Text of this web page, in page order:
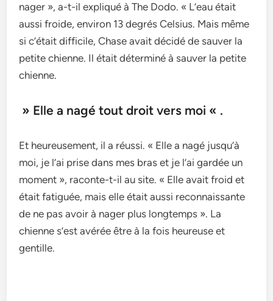
nager », a-t-il expliqué à The Dodo. « L’eau était
aussi froide, environ 13 degrés Celsius. Mais même
si c’était difficile, Chase avait décidé de sauver la
petite chienne. Il était déterminé à sauver la petite
chienne.
» Elle a nagé tout droit vers moi « .
Et heureusement, il a réussi. « Elle a nagé jusqu’à
moi, je l’ai prise dans mes bras et je l’ai gardée un
moment », raconte-t-il au site. « Elle avait froid et
était fatiguée, mais elle était aussi reconnaissante
de ne pas avoir à nager plus longtemps ». La
chienne s’est avérée être à la fois heureuse et
gentille.